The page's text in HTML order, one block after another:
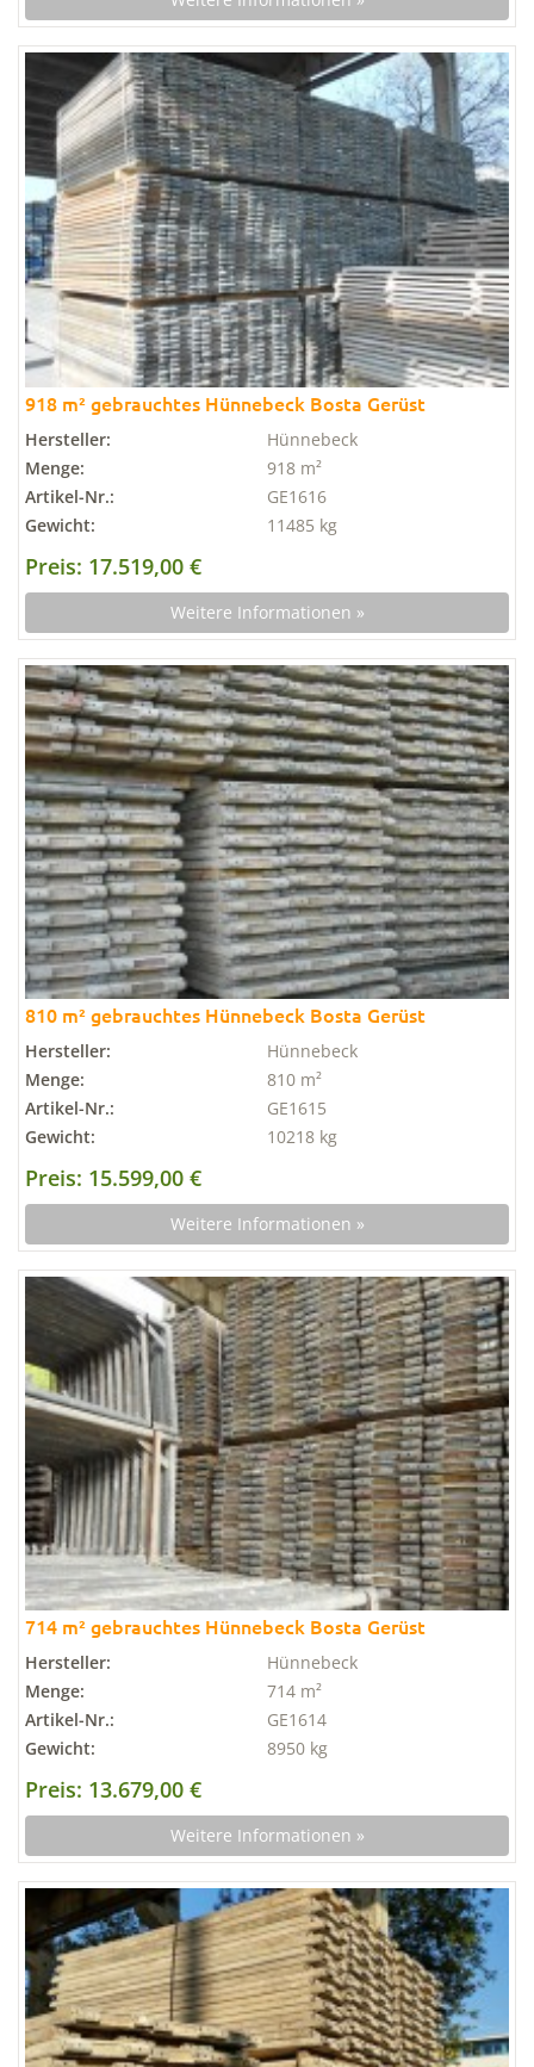
918 m² gebrauchtes Hünnebeck Bosta Gerüst
Hersteller:
Hünnebeck
Menge:
918 m²
Artikel-Nr.:
GE1616
Gewicht:
11485 kg
Preis: 17.519,00 €
Weitere Informationen »
810 m² gebrauchtes Hünnebeck Bosta Gerüst
Hersteller:
Hünnebeck
Menge:
810 m²
Artikel-Nr.:
GE1615
Gewicht:
10218 kg
Preis: 15.599,00 €
Weitere Informationen »
714 m² gebrauchtes Hünnebeck Bosta Gerüst
Hersteller:
Hünnebeck
Menge:
714 m²
Artikel-Nr.:
GE1614
Gewicht:
8950 kg
Preis: 13.679,00 €
Weitere Informationen »